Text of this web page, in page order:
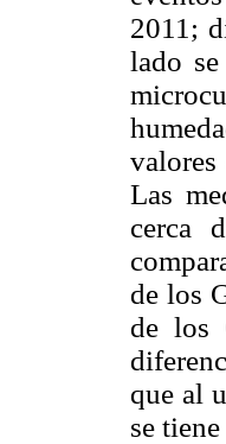
2011;
lado
valores
Las
cerca
de los
de los
que al
se